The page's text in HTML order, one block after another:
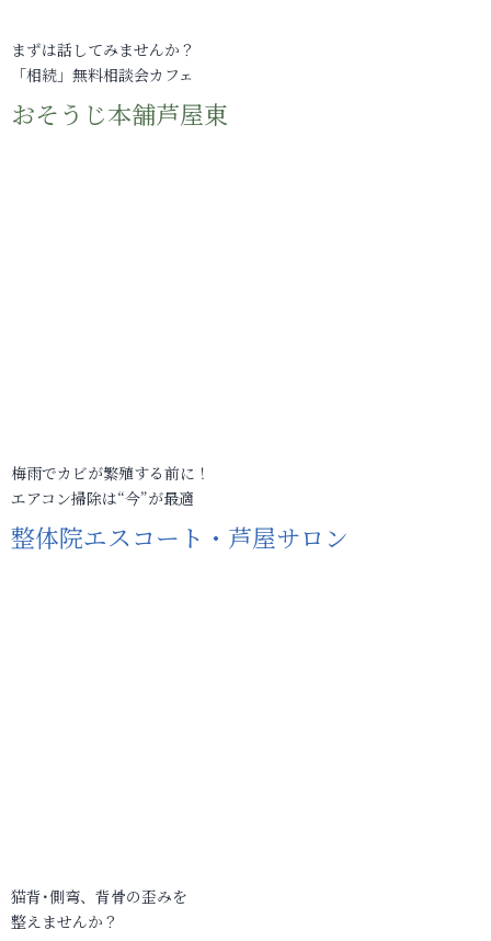
まずは話してみませんか？
「相続」無料相談会カフェ
おそうじ本舗芦屋東
梅雨でカビが繁殖する前に！
エアコン掃除は“今”が最適
整体院エスコート・芦屋サロン
猫背･側弯、背骨の歪みを
整えませんか？